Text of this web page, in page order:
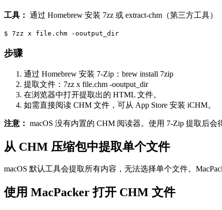
工具： 通过 Homebrew 安装 7zz 或 extract-chm（第三方工具）
$ 7zz x file.chm -ooutput_dir
步骤
通过 Homebrew 安装 7-Zip：brew install 7zip
提取文件：7zz x file.chm -ooutput_dir
在浏览器中打开提取出的 HTML 文件。
如需直接阅读 CHM 文件，可从 App Store 安装 iCHM。
注意： macOS 没有内置的 CHM 阅读器。使用 7-Zip 提取后
从 CHM 压缩包中提取单个文件
macOS 默认工具会提取所有内容，无法选择单个文件。
使用 MacPacker 打开 CHM 文件